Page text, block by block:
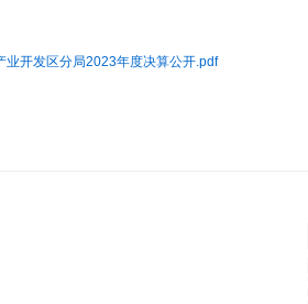
业开发区分局2023年度决算公开.pdf